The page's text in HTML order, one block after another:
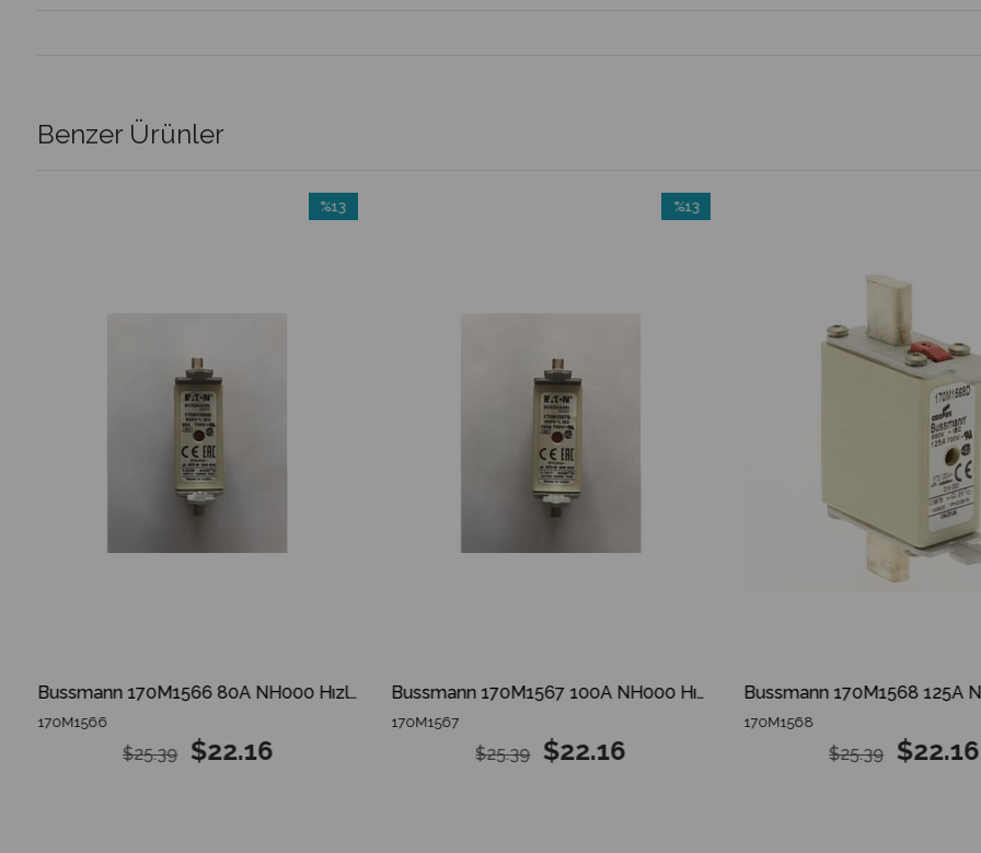
Benzer Ürünler
Bussmann 170M1566 80A NH000 Hızlı Bıçaklı Sigorta
170M1566
$22.16
$25.39
%13
Bussmann 170M1567 100A NH000 Hızlı Bıçaklı Sigorta
170M1567
$22.16
$25.39
%13
170M1568
$22.16
$25.39